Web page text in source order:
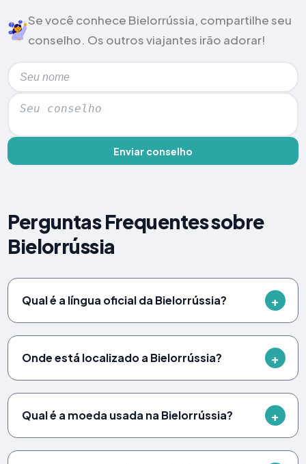
Se você conhece Bielorrússia, compartilhe seu
conselho. Os outros viajantes irão adorar!
Enviar conselho
Perguntas Frequentes sobre
Bielorrússia
Qual é a língua oficial da Bielorrússia?
Onde está localizado a Bielorrússia?
Qual é a moeda usada na Bielorrússia?